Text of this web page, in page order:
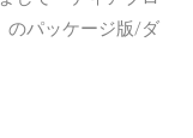
のパッケージ版/ダ